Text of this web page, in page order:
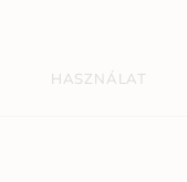
HASZNÁLAT